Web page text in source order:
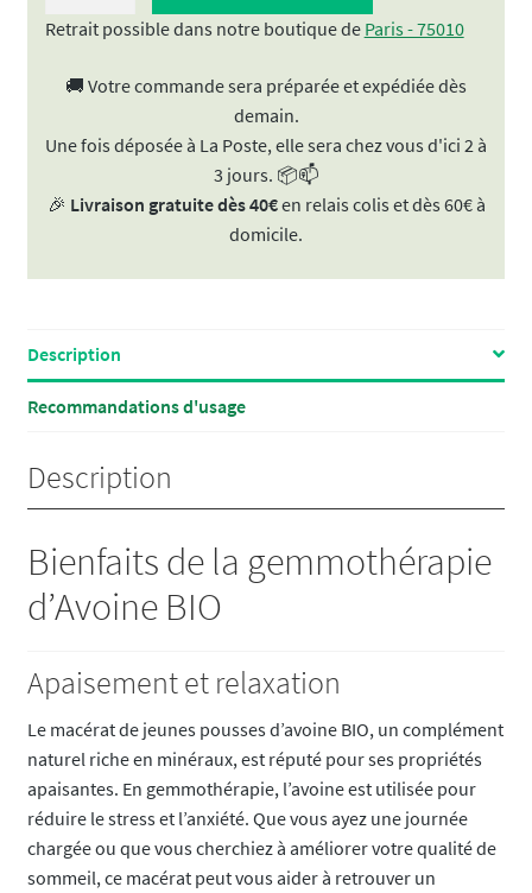
Avoine
|
15ml
Retrait possible dans notre boutique de Paris - 75010
🚚 Votre commande sera préparée et expédiée dès
demain.
Une fois déposée à La Poste, elle sera chez vous d'ici 2 à
3 jours. 📦📫
🎉 Livraison gratuite dès 40€en relais colis et dès 60€ à
domicile.
Description
Recommandations d'usage
Description
Bienfaits de la gemmothérapie
d’Avoine BIO
Apaisement et relaxation
Le macérat de jeunes pousses d’avoine BIO, un complément
naturel riche en minéraux, est réputé pour ses propriétés
apaisantes. En gemmothérapie, l’avoine est utilisée pour
réduire le stress et l’anxiété. Que vous ayez une journée
chargée ou que vous cherchiez à améliorer votre qualité de
sommeil, ce macérat peut vous aider à retrouver un